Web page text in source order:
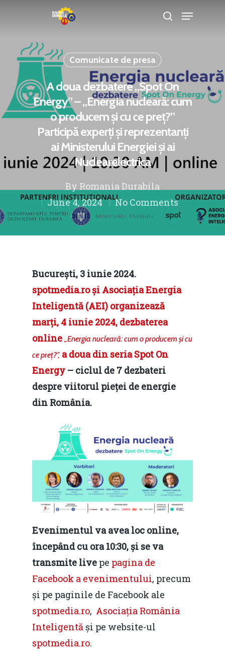
Hit enter to search or ESC to close
Comunicate de presa
A doua dezbatere „Spot On
Energy” – „Energia nucleară: cum
o producem și cu ce preț?”
Participă experți și reprezentanți
ai Ministerului Energiei și ai
Nuclearelectrica
By Romania Durabila
June 4, 2024
No Comments
București, 3 iunie 2024.
spotmedia.ro și Asociația Energia
Inteligentă (AEI) organizează
marți, 4 iunie 2024, dezbaterea
online „Energia nucleară: cum o producem și cu
ce preț?”, a doua din seriaSpot On
Energy – ciclul de 7 dezbateri
despre viitorul pieței de energie
din România.
Evenimentul va avea loc online,
începând cu ora 10:30, și se va
transmite live pe pagina de
Facebook a evenimentului, precum
și pe paginile de Facebook ale
spotmedia.ro, Asociația România
Inteligentă și pe website-ul
spotmedia.ro.